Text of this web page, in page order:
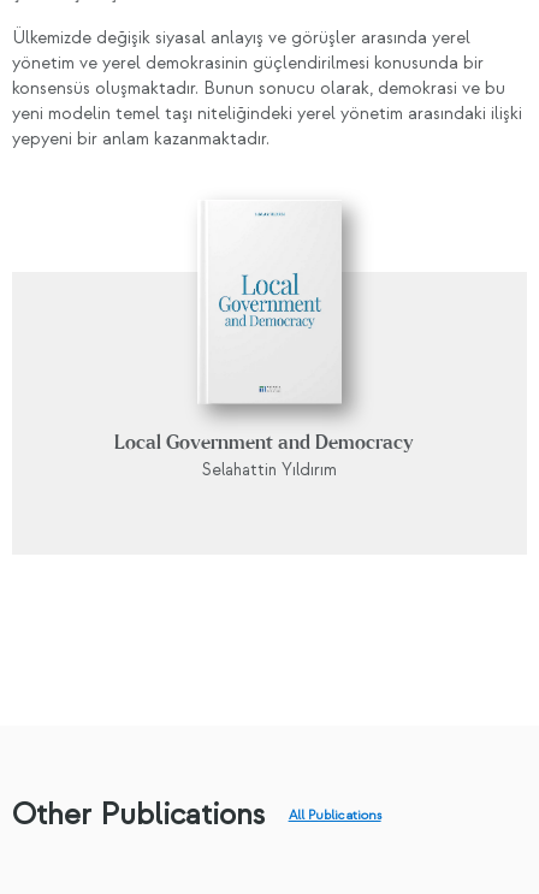
Ülkemizde değişik siyasal anlayış ve görüşler arasında yerel
yönetim ve yerel demokrasinin güçlendirilmesi konusunda bir
konsensüs oluşmaktadır. Bunun sonucu olarak, demokrasi ve bu
yeni modelin temel taşı niteliğindeki yerel yönetim arasındaki ilişki
yepyeni bir anlam kazanmaktadır.
Local Government and Democracy
Selahattin Yıldırım
Other Publications All Publications